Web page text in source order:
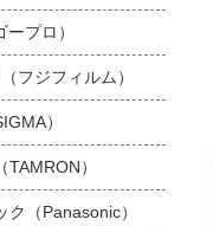
プロ）
フジフィルム）
）
TAMRON）
ク（Panasonic）